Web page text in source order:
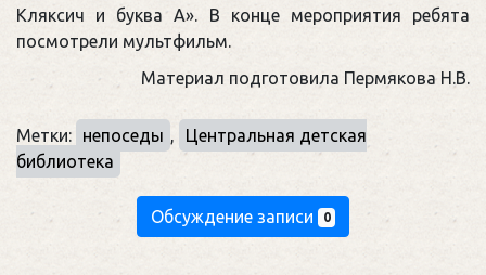
Кляксич и буква А». В конце мероприятия ребята
посмотрели мультфильм.
Материал подготовила Пермякова Н.В.
Метки: непоседы ,
Центральная детская
библиотека
Обсуждение записи 0